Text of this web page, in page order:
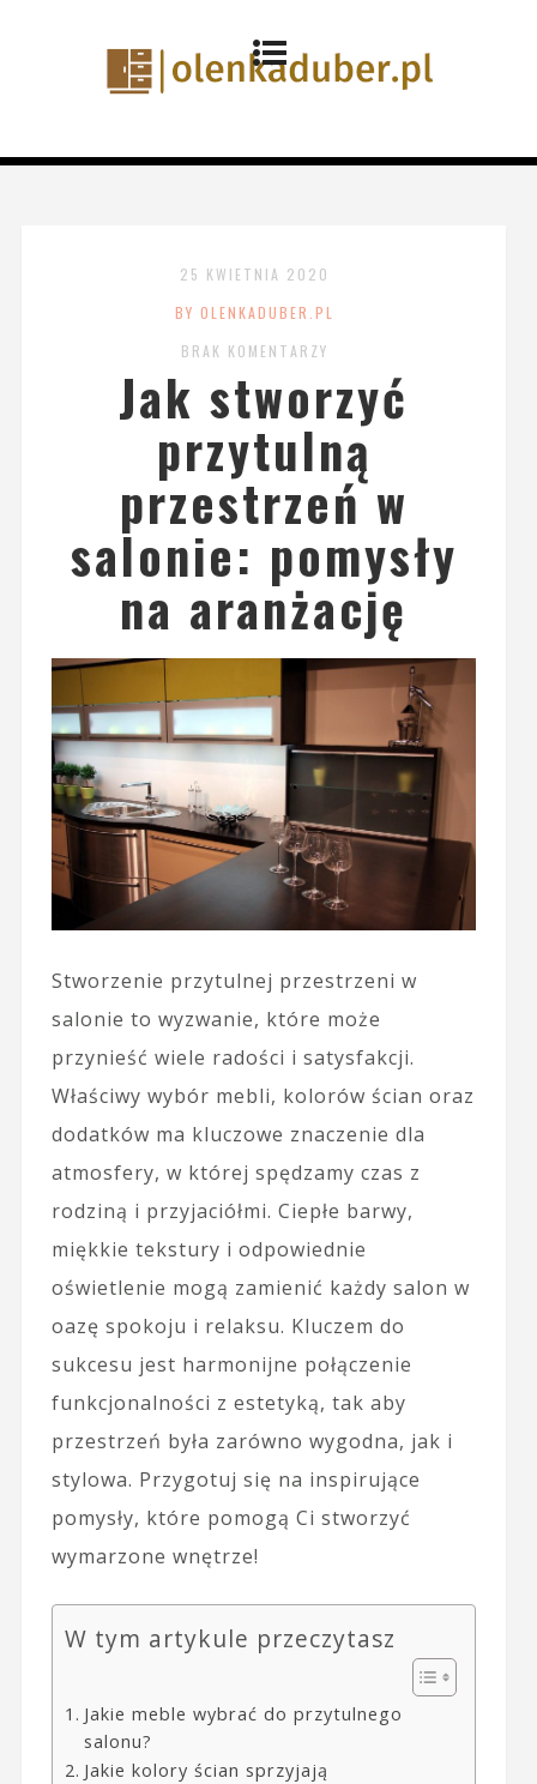
25 KWIETNIA 2020
BY OLENKADUBER.PL
BRAK KOMENTARZY
Jak stworzyć
przytulną
przestrzeń w
salonie: pomysły
na aranżację
Stworzenie przytulnej przestrzeni w
salonie to wyzwanie, które może
przynieść wiele radości i satysfakcji.
Właściwy wybór mebli, kolorów ścian oraz
dodatków ma kluczowe znaczenie dla
atmosfery, w której spędzamy czas z
rodziną i przyjaciółmi. Ciepłe barwy,
miękkie tekstury i odpowiednie
oświetlenie mogą zamienić każdy salon w
oazę spokoju i relaksu. Kluczem do
sukcesu jest harmonijne połączenie
funkcjonalności z estetyką, tak aby
przestrzeń była zarówno wygodna, jak i
stylowa. Przygotuj się na inspirujące
pomysły, które pomogą Ci stworzyć
wymarzone wnętrze!
W tym artykule przeczytasz
Jakie meble wybrać do przytulnego
salonu?
Jakie kolory ścian sprzyjają